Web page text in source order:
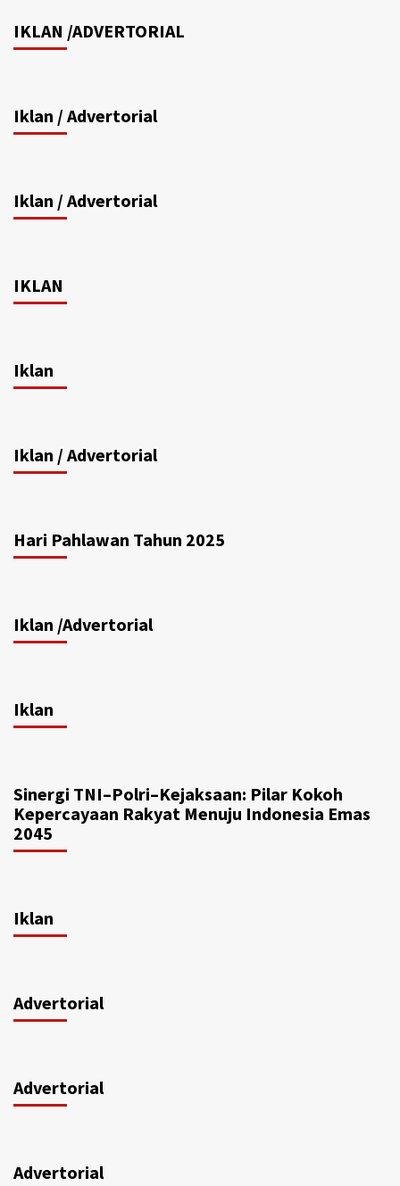
IKLAN /ADVERTORIAL
Iklan / Advertorial
Iklan / Advertorial
IKLAN
Iklan
Iklan / Advertorial
Hari Pahlawan Tahun 2025
Iklan /Advertorial
Iklan
Sinergi TNI–Polri–Kejaksaan: Pilar Kokoh
Kepercayaan Rakyat Menuju Indonesia Emas
2045
Iklan
Advertorial
Advertorial
Advertorial